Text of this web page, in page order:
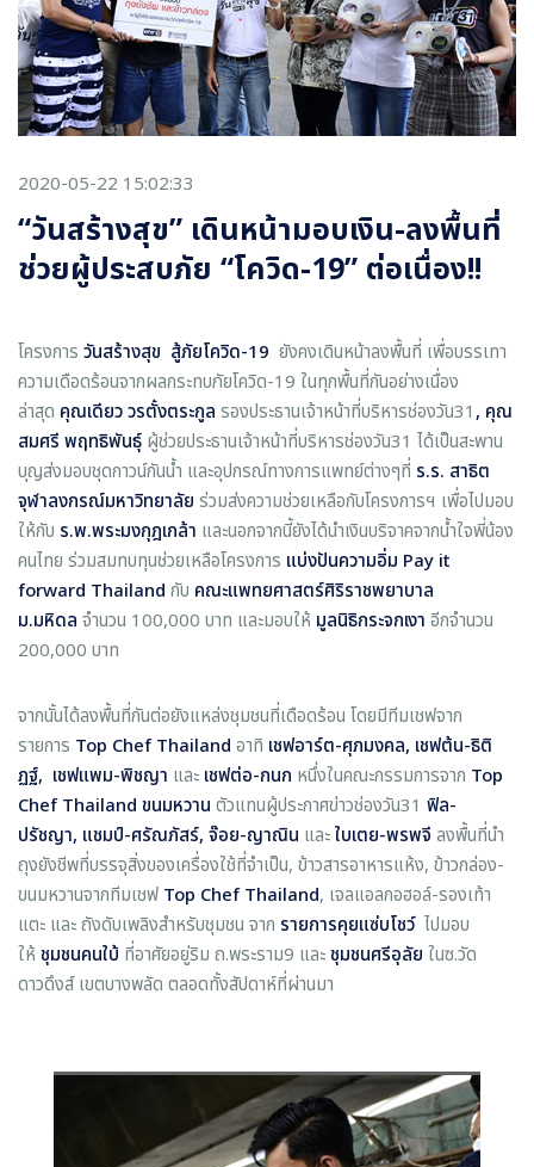
2020-05-22 15:02:33
“วันสร้างสุข” เดินหน้ามอบเงิน-ลงพื้นที่
ช่วยผู้ประสบภัย “โควิด-19” ต่อเนื่อง!!
โครงการ วันสร้างสุข สู้ภัยโควิด-19 ยังคงเดินหน้าลงพื้นที่ เพื่อบรรเทา
ความเดือดร้อนจากผลกระทบภัยโควิด-19 ในทุกพื้นที่กันอย่างเนื่อง
ล่าสุด คุณเดียว วรตั้งตระกูล รองประธานเจ้าหน้าที่บริหารช่องวัน31, คุณ
สมศรี พฤทธิพันธุ์ ผู้ช่วยประธานเจ้าหน้าที่บริหารช่องวัน31 ได้เป็นสะพาน
บุญส่งมอบชุดกาวน์กันน้ำ และอุปกรณ์ทางการแพทย์ต่างๆที่ ร.ร. สาธิต
จุฬาลงกรณ์มหาวิทยาลัย ร่วมส่งความช่วยเหลือกับโครงการฯ เพื่อไปมอบ
ให้กับ ร.พ.พระมงกุฎเกล้า และนอกจากนี้ยังได้นำเงินบริจาคจากน้ำใจพี่น้อง
คนไทย ร่วมสมทบทุนช่วยเหลือโครงการ แบ่งปันความอิ่ม Pay it
forward Thailand กับ คณะแพทยศาสตร์ศิริราชพยาบาล
ม.มหิดล จำนวน 100,000 บาท และมอบให้ มูลนิธิกระจกเงา อีกจำนวน
200,000 บาท
จากนั้นได้ลงพื้นที่กันต่อยังแหล่งชุมชนที่เดือดร้อน โดยมีทีมเชฟจาก
รายการ Top Chef Thailand อาทิ เชฟอาร์ต-ศุภมงคล, เชฟต้น-ธิติ
ฏฐ์, เชฟแพม-พิชญา และ เชฟต่อ-กนก หนึ่งในคณะกรรมการจาก Top
Chef Thailand ขนมหวาน ตัวแทนผู้ประกาศข่าวช่องวัน31 ฟิล-
ปรัชญา, แชมป์-ศรัณภัสร์, จ๊อย-ญาณิน และใบเตย-พรพจี ลงพื้นที่นำ
ถุงยังชีพที่บรรจุสิ่งของเครื่องใช้ที่จำเป็น, ข้าวสารอาหารแห้ง, ข้าวกล่อง-
ขนมหวานจากทีมเชฟ Top Chef Thailand, เจลแอลกอฮอล์-รองเท้า
แตะ และ ถังดับเพลิงสำหรับชุมชน จาก รายการคุยแซ่บโชว์ ไปมอบ
ให้ ชุมชนคนใบ้ ที่อาศัยอยู่ริม ถ.พระราม9 และชุมชนศรีอุลัย ในซ.วัด
ดาวดึงส์ เขตบางพลัด ตลอดทั้งสัปดาห์ที่ผ่านมา